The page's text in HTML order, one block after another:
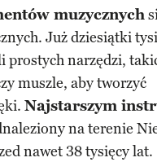
muzycznych
Już dziesiątki
prostych narzędzi,
muszle, aby tworzyć
Najstarszym
na terenie
nawet 38 tysięcy lat.